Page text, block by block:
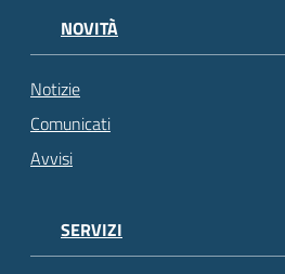
NOVITÀ
Notizie
Comunicati
Avvisi
SERVIZI